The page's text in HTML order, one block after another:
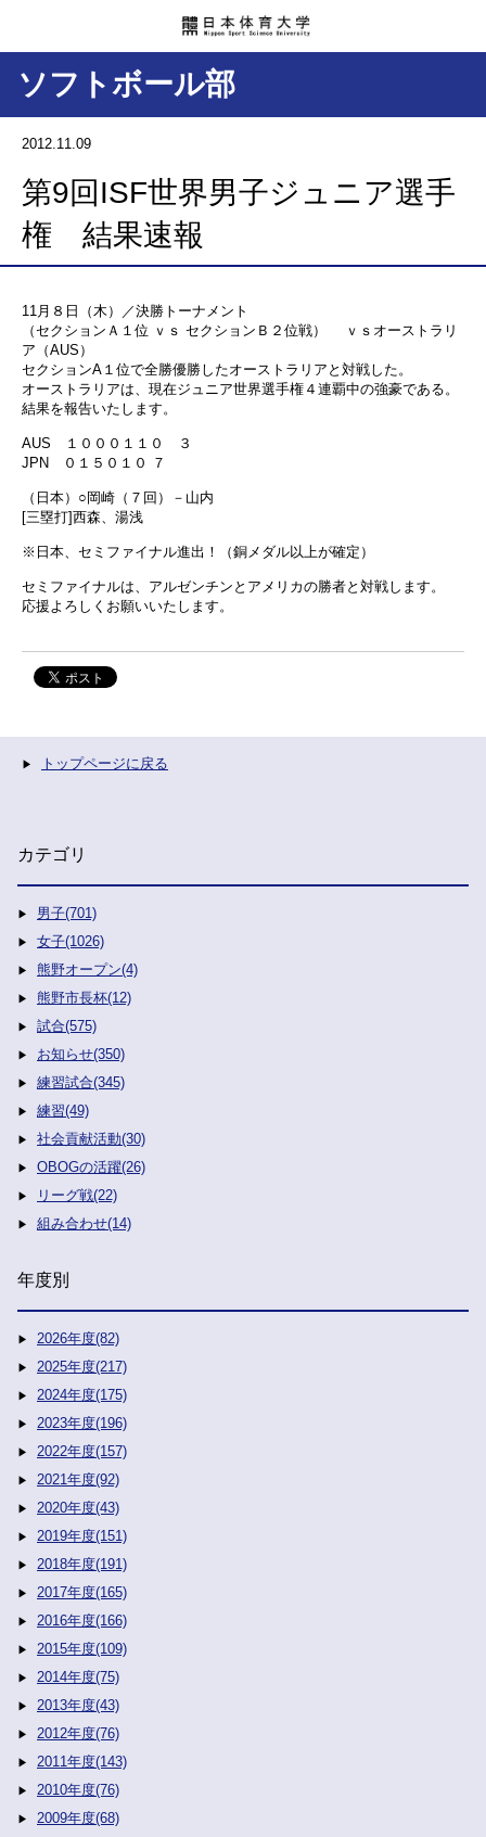
ソフトボール部
2012.11.09
第9回ISF世界男子ジュニア選手
権 結果速報
11月８日（木）／決勝トーナメント
（セクションＡ１位 ｖｓ セクションＢ２位戦） ｖｓオーストラリ
ア（AUS）
セクションA１位で全勝優勝したオーストラリアと対戦した。
オーストラリアは、現在ジュニア世界選手権４連覇中の強豪である。
結果を報告いたします。
AUS １０００１１０ ３
JPN ０１５０１０ ７
（日本）○岡崎（７回）－山内
[三塁打]西森、湯浅
※日本、セミファイナル進出！（銅メダル以上が確定）
セミファイナルは、アルゼンチンとアメリカの勝者と対戦します。
応援よろしくお願いいたします。
トップページに戻る
カテゴリ
男子(701)
女子(1026)
熊野オープン(4)
熊野市長杯(12)
試合(575)
お知らせ(350)
練習試合(345)
練習(49)
社会貢献活動(30)
OBOGの活躍(26)
リーグ戦(22)
組み合わせ(14)
年度別
2026年度(82)
2025年度(217)
2024年度(175)
2023年度(196)
2022年度(157)
2021年度(92)
2020年度(43)
2019年度(151)
2018年度(191)
2017年度(165)
2016年度(166)
2015年度(109)
2014年度(75)
2013年度(43)
2012年度(76)
2011年度(143)
2010年度(76)
2009年度(68)